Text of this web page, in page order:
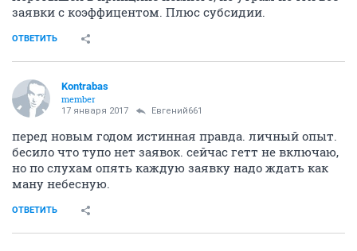
заявки с коэффицентом. Плюс субсидии.
ОТВЕТИТЬ
Kontrabas
member
17 января 2017 Евгений661
перед новым годом истинная правда. личный опыт.
бесило что тупо нет заявок. сейчас гетт не включаю,
но по слухам опять каждую заявку надо ждать как
ману небесную.
ОТВЕТИТЬ